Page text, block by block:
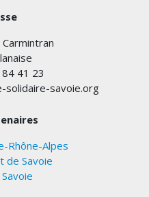
41 23
solidaire-savoie.org
Rhône-Alpes
de Savoie